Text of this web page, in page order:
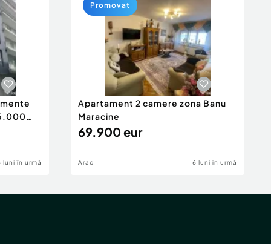
luni în urmă
Apartament 2 camere zona Banu
Maracine
69.900 eur
Arad 6 luni în urmă
Promovat